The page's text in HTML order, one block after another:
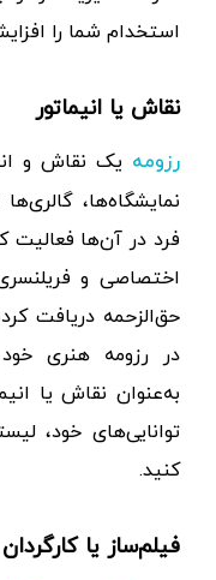
استخدام شما را
نقاش یا انیماتور
رزومه یک نقاش و
نمایشگاه‌ها،
فرد در آن‌ها فعالیت
اختصاصی و
حق‌الزحمه دریافت
در رزومه هنری خود
به‌عنوان نقاش یا
توانایی‌های خود،
کنید.
فیلم‌ساز یا کارگردان